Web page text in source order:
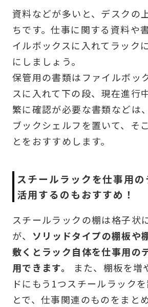
資料などが多いと、デスクの
ちです。仕事に関する資料や
イルボックスに入れてラック
にしましょう。
保管用の書類はファイルボッ
スに入れて下の段、現在進行
繁に確認が必要な書類などは
ブックシェルフを置いて、そ
とをおすすめします。
スチールラックを仕事用の
活用するのもおすすめ！
スチールラックの棚は格子状
が、 ソリッドタイプの棚板や
敷くとラック自体を仕事用の
用できます。
また、棚板を増
ドにもう1つスチールラック
とで、仕事関連のものをまと